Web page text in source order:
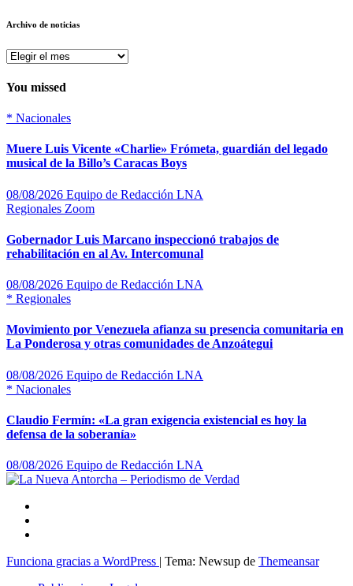
Archivo de noticias
Archivo
noticias
You missed
* Nacionales
Muere Luis Vicente «Charlie» Frómeta, guardián del legado
musical de la Billo’s Caracas Boys
08/08/2026 Equipo de Redacción LNA
Regionales Zoom
Gobernador Luis Marcano inspeccionó trabajos de
rehabilitación en al Av. Intercomunal
08/08/2026 Equipo de Redacción LNA
* Regionales
Movimiento por Venezuela afianza su presencia comunitaria en
La Ponderosa y otras comunidades de Anzoátegui
08/08/2026 Equipo de Redacción LNA
* Nacionales
Claudio Fermín: «La gran exigencia existencial es hoy la
defensa de la soberanía»
08/08/2026 Equipo de Redacción LNA
Funciona gracias a WordPress | Tema: Newsup de Themeansar